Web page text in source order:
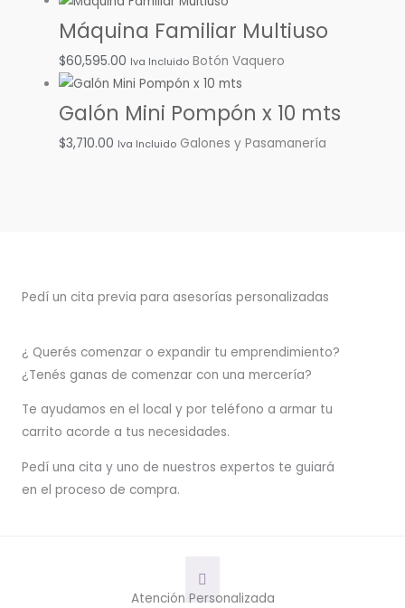
Máquina Familiar Multiuso
$60,595.00 Iva Incluido Botón Vaquero
Galón Mini Pompón x 10 mts
$3,710.00 Iva Incluido Galones y Pasamanería
Pedí un cita previa para asesorías personalizadas
¿ Querés comenzar o expandir tu emprendimiento?
¿Tenés ganas de comenzar con una mercería?
Te ayudamos en el local y por teléfono a armar tu
carrito acorde a tus necesidades.
Pedí una cita y uno de nuestros expertos te guiará
en el proceso de compra.
Atención Personalizada